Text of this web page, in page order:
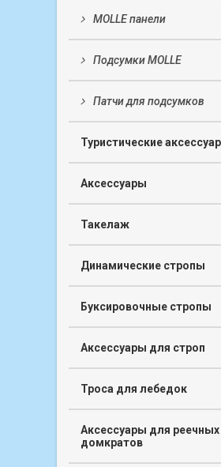
MOLLE панели
Подсумки MOLLE
Патчи для подсумков
Туристические
Аксессуары
Такелаж
Динамические стропы
Буксировочные стропы
Аксессуары для строп
Троса для лебедок
Аксессуары для реечных
домкратов